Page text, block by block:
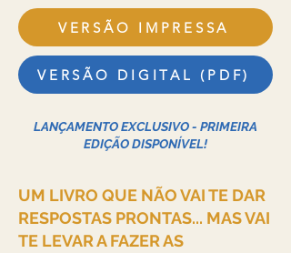
VERSÃO IMPRESSA
VERSÃO DIGITAL (PDF)
LANÇAMENTO EXCLUSIVO - PRIMEIRA
EDIÇÃO DISPONÍVEL!
UM LIVRO QUE NÃO VAI TE DAR
RESPOSTAS PRONTAS... MAS VAI
TE LEVAR A FAZER AS